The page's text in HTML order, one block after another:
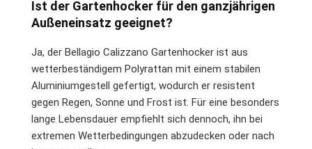
Ist der Gartenhocker für den ganzjährigen
Außeneinsatz geeignet?
Ja, der Bellagio Calizzano Gartenhocker ist aus
wetterbeständigem Polyrattan mit einem stabilen
Aluminiumgestell gefertigt, wodurch er resistent
gegen Regen, Sonne und Frost ist. Für eine besonders
lange Lebensdauer empfiehlt sich dennoch, ihn bei
extremen Wetterbedingungen abzudecken oder nach